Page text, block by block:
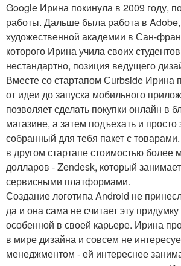
Google Ирина покинула в 2009 году,
работы. Дальше была работа в
художественной академии в Сан-
которого Ирина учила своих
нестандартно, позиция ведущего
Вместе со стартапом Сurbside Ирина
от идеи до запуска мобильного
позволяет сделать покупки онлайн в
магазине, а затем подъехать и просто
собранный для тебя пакет с
в другом стартапе стоимостью более
долларов - Zendesk, который
сервисными платформами.
Создание логотипа Android не
да и она сама не считает эту придумку
особенной в своей карьере. Ирина
в мире дизайна и совсем не
менеджментом - ей интереснее